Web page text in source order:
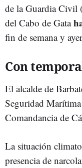
de la Guardia Civil
del Cabo de Gata
fin de semana y
Con
El alcalde de
Seguridad
Comandancia de
La situación
presencia de